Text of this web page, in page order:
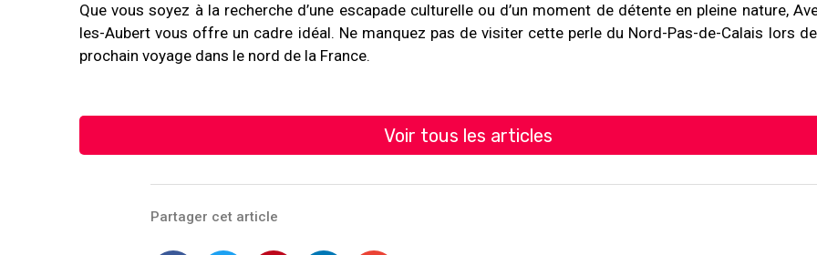
Que vous soyez à la recherche d’une escapade culturelle ou d’un moment de détente en pleine nature,
les-Aubert vous offre un cadre idéal. Ne manquez pas de visiter cette perle du Nord-Pas-de-Calais lors
prochain voyage dans le nord de la France.
Voir tous les articles
Partager cet article